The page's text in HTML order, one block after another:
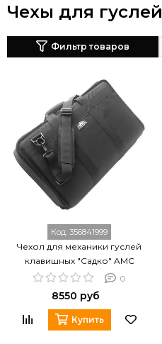
Чехы для гуслей
Фильтр товаров
Код: 356841999
Чехол для механики гуслей
клавишных "Садко" AMC
ГКлМ.Садко.pro 0
8550 руб
Купить